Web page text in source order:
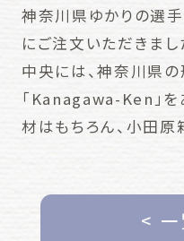
神奈川県ゆかりの選
にご注文いただきまし
中央には、神奈川県
「Kanagawa-Ken」を
材はもちろん、小田原
< 一